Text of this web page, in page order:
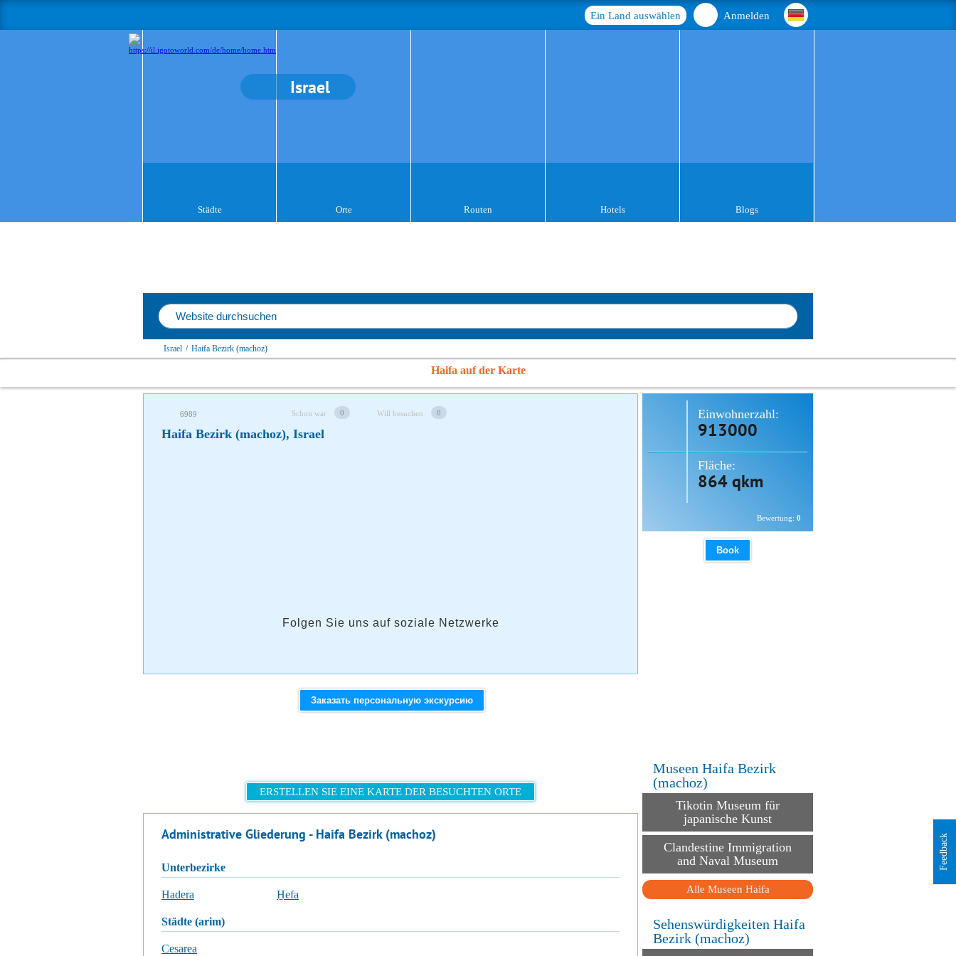
Anmelden
Ein Land auswählen
Israel
Städte Orte Routen Hotels Blogs
Israel / Haifa Bezirk (machoz)
Haifa auf der Karte
6989 Schon war 0 Will besuchen 0
Haifa Bezirk (machoz), Israel
Folgen Sie uns auf soziale Netzwerke
Заказать персональную экскурсию
ERSTELLEN SIE EINE KARTE DER BESUCHTEN ORTE
Administrative Gliederung - Haifa Bezirk (machoz)
Unterbezirke
Hadera H̱efa
Städte (arim)
Cesarea
Einwohnerzahl:
913000
Fläche:
864 qkm
Bewertung: 0
Book
Museen Haifa Bezirk
(machoz)
Tikotin Museum für
japanische Kunst
Clandestine Immigration
and Naval Museum
Alle Museen Haifa
Sehenswürdigkeiten Haifa
Bezirk (machoz)
Feedback